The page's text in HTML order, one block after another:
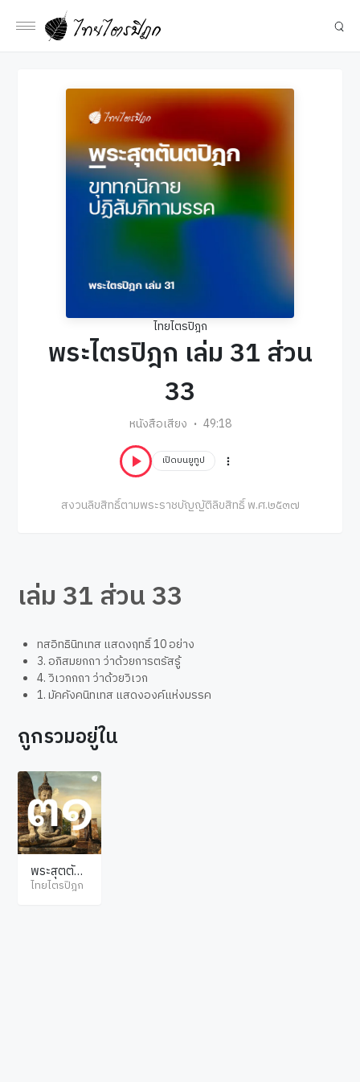
ไทยไตรปิฎก
พระไตรปิฎก เล่ม 31 ส่วน
33
หนังสือเสียง 49:18
เปิดบนยูทูป
สงวนลิขสิทธิ์ตามพระราชบัญญัติลิขสิทธิ์ พ.ศ.๒๕๓๗
เล่ม 31 ส่วน 33
ทสอิทธินิทเทส แสดงฤทธิ์ 10 อย่าง
3. อภิสมยกถา ว่าด้วยการตรัสรู้
4. วิเวกกถา ว่าด้วยวิเวก
1. มัคคังคนิทเทส แสดงองค์แห่งมรรค
ถูกรวมอยู่ใน
พระสุตตัน
ตปิฎก ขุทท
ไทยไตรปิฎก